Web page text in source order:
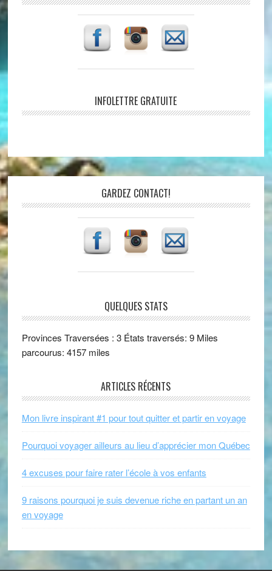
INFOLETTRE GRATUITE
GARDEZ CONTACT!
QUELQUES STATS
Provinces Traversées : 3 États traversés: 9 Miles
parcourus: 4157 miles
ARTICLES RÉCENTS
Mon livre inspirant #1 pour tout quitter et partir en voyage
Pourquoi voyager ailleurs au lieu d’apprécier mon Québec
4 excuses pour faire rater l’école à vos enfants
9 raisons pourquoi je suis devenue riche en partant un an
en voyage